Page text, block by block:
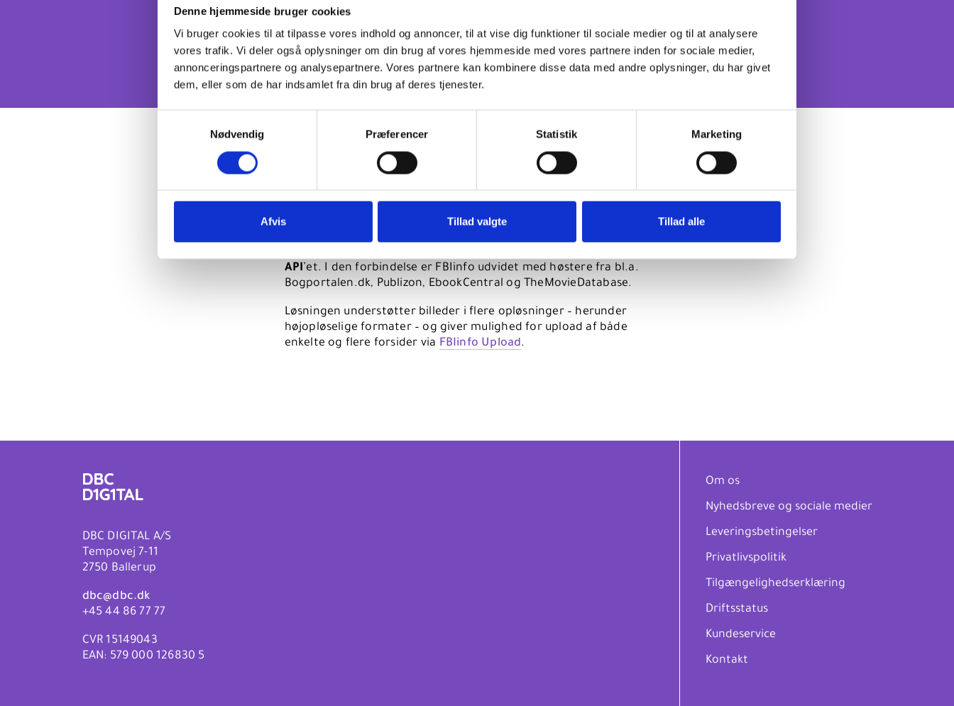
Denne hjemmeside bruger cookies
Vi bruger cookies til at tilpasse vores indhold og annoncer, til at vise dig funktioner til sociale medier og til at analysere
vores trafik. Vi deler også oplysninger om din brug af vores hjemmeside med vores partnere inden for sociale medier,
annonceringspartnere og analysepartnere. Vores partnere kan kombinere disse data med andre oplysninger, du har givet
dem, eller som de har indsamlet fra din brug af deres tjenester.
Nødvendig
Præferencer Statistik Marketing
Afvis Tillad valgte Tillad alle
indhold og nye formater.
Samlet forsideservice
API’et. I den forbindelse er FBIinfo udvidet med høstere fra bl.a.
Bogportalen.dk, Publizon, EbookCentral og TheMovieDatabase.
Løsningen understøtter billeder i flere opløsninger – herunder
højopløselige formater – og giver mulighed for upload af både
enkelte og flere forsider via FBIinfo Upload.
DBC DIGITAL A/S
Tempovej 7-11
2750 Ballerup
dbc@dbc.dk
+45 44 86 77 77
CVR 15149043
EAN: 579 000 126830 5
Om os
Nyhedsbreve og sociale medier
Leveringsbetingelser
Privatlivspolitik
Tilgængelighedserklæring
Driftsstatus
Kundeservice
Kontakt